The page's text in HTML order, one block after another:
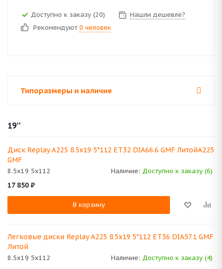
Доступно к заказу (20)
Нашли дешевле?
Рекомендуют 0 человек
Типоразмеры и наличие
19''
Диск Replay A225 8.5x19 5*112 ET32 DIA66.6 GMF ЛитойA225
GMF
8.5x19 5x112 Наличие: Доступно к заказу (6)
17 850 ₽
В корзину
Легковые диски Replay A225 8.5x19 5*112 ET36 DIA57.1 GMF
Литой
8.5x19 5x112 Наличие: Доступно к заказу (4)